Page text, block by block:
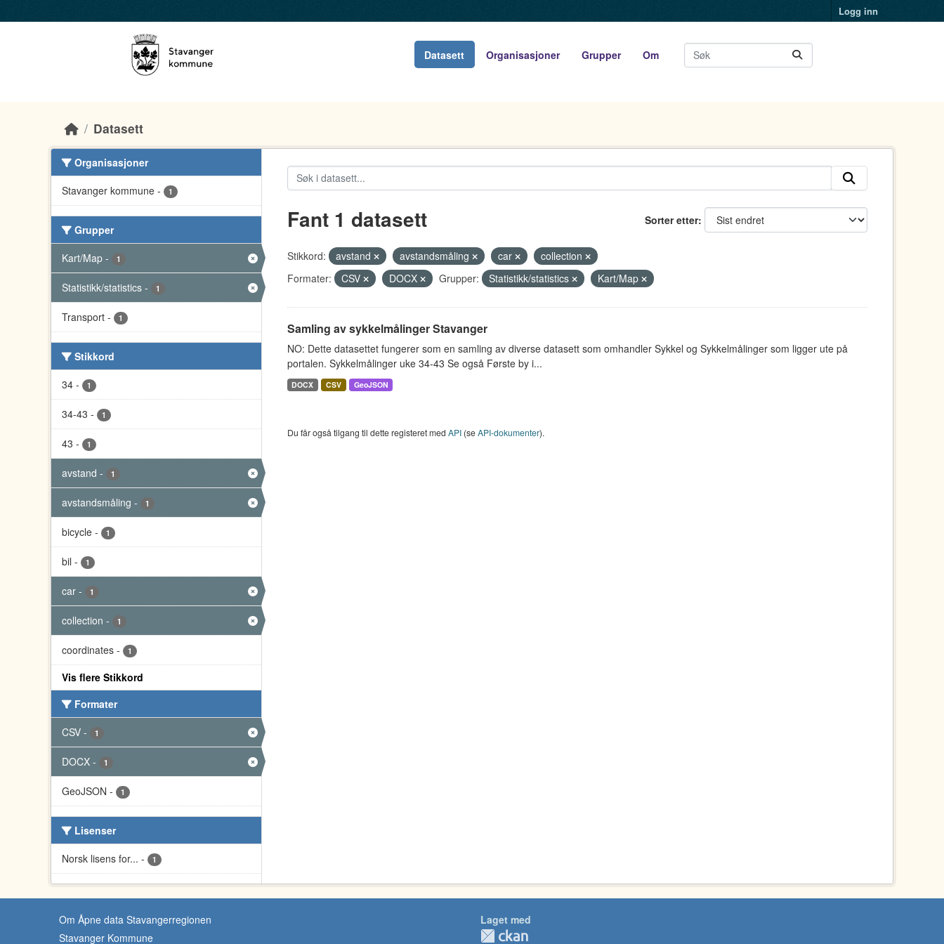
Logg inn
Datasett Organisasjoner Grupper Om
Datasett
Organisasjoner
Stavanger kommune - 1
Grupper
Kart/Map - 1
Statistikk/statistics - 1
Transport - 1
Stikkord
34 - 1
34-43 - 1
43 - 1
avstand - 1
avstandsmåling - 1
bicycle - 1
bil - 1
car - 1
collection - 1
coordinates - 1
Vis flere Stikkord
Formater
CSV - 1
DOCX - 1
GeoJSON - 1
Lisenser
Norsk lisens for... - 1
Sorter etter
Fant 1 datasett
Stikkord: avstand avstandsmåling car
collection
Formater:
CSV DOCX Grupper: Statistikk/statistics Kart/Map
Samling av sykkelmålinger Stavanger
NO: Dette datasettet fungerer som en samling av diverse datasett som omhandler Sykkel og Sykkelmålinger som ligger ute på
portalen. Sykkelmålinger uke 34-43 Se også Første by i...
DOCX CSV GeoJSON
Du får også tilgang til dette registeret med API(seAPI-dokumenter).
Om Åpne data Stavangerregionen
Stavanger Kommune
Laget med